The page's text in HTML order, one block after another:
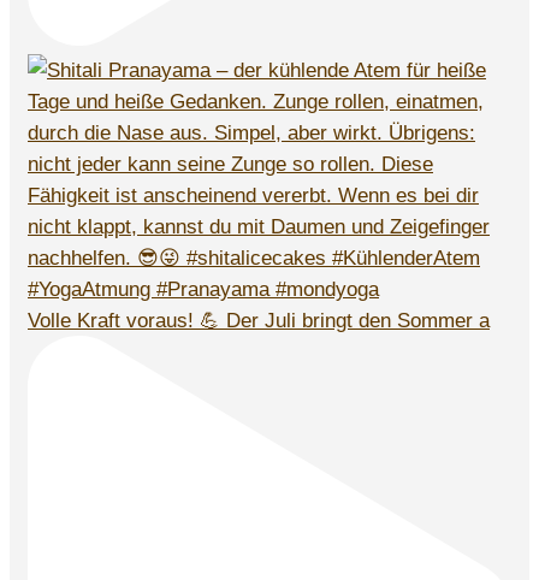
Volle Kraft voraus! 💪 Der Juli bringt den Sommer a